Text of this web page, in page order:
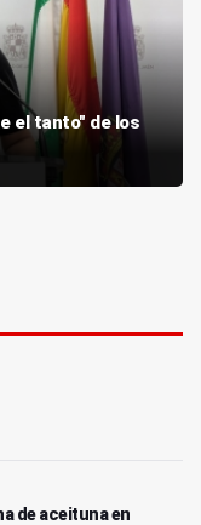
el tanto" de los
de aceituna en